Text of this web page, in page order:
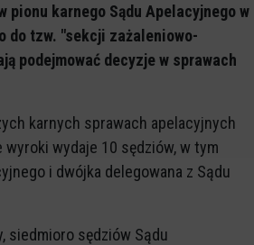
pionu karnego Sądu Apelacyjnego w
do tzw. "sekcji zażaleniowo-
podejmować decyzje w sprawach
karnych sprawach apelacyjnych
wydaje 10 sędziów, w tym
i dwójka delegowana z Sądu
siedmioro sędziów Sądu